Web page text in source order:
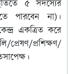
৫ সদস্যের
পারবেন না)।
একত্রিত করে
প্রেষণ/প্রশিক্ষণ/